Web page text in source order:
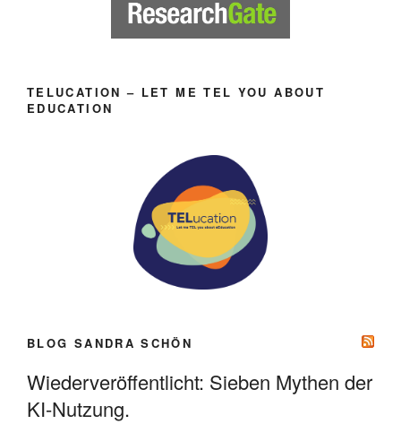
TELUCATION – LET ME TEL YOU ABOUT
EDUCATION
BLOG SANDRA SCHÖN
Wiederveröffentlicht: Sieben Mythen der
KI-Nutzung.